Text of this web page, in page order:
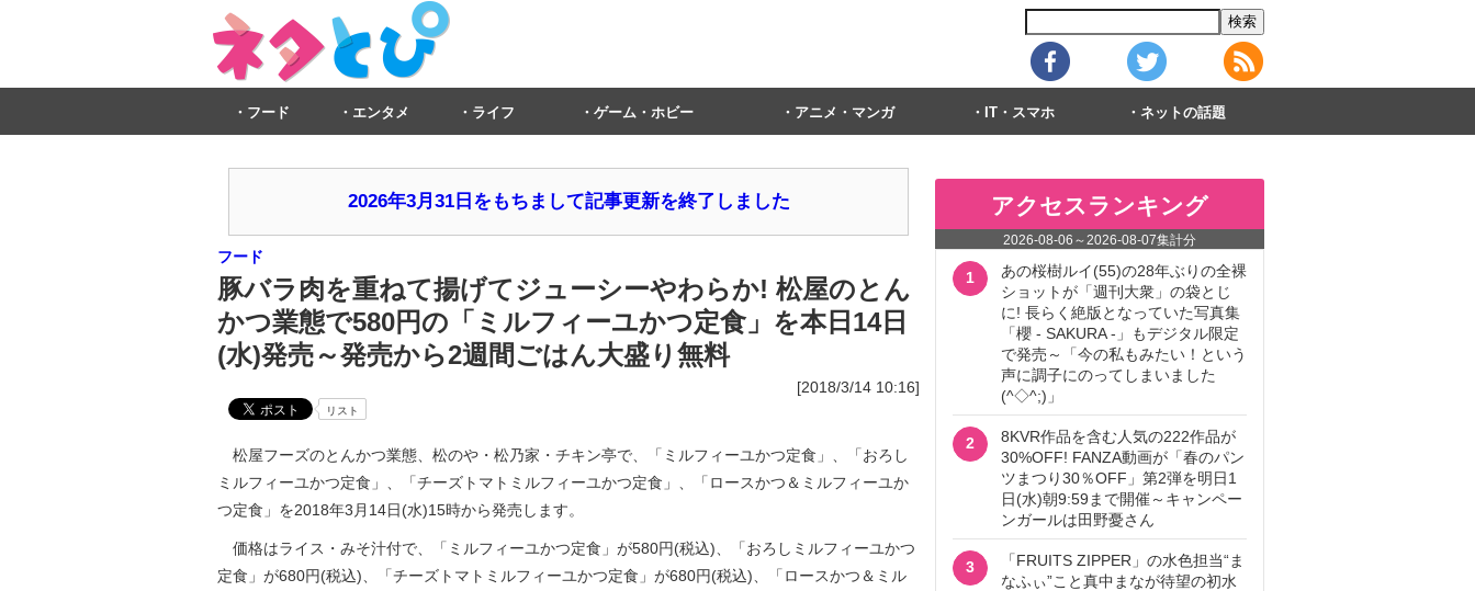
フード エンタメ ライフ ゲーム・ホビー アニメ・マンガ IT・スマホ ネットの話題
2026年3月31日をもちまして記事更新を終了しました
フード
豚バラ肉を重ねて揚げてジューシーやわらか! 松屋のとん
かつ業態で580円の「ミルフィーユかつ定食」を本日14日
(水)発売～発売から2週間ごはん大盛り無料
[2018/3/14 10:16]
リスト
松屋フーズのとんかつ業態、松のや・松乃家・チキン亭で、「ミルフィーユかつ定食」、「おろし
ミルフィーユかつ定食」、「チーズトマトミルフィーユかつ定食」、「ロースかつ＆ミルフィーユか
つ定食」を2018年3月14日(水)15時から発売します。
価格はライス・みそ汁付で、「ミルフィーユかつ定食」が580円(税込)、「おろしミルフィーユかつ
定食」が680円(税込)、「チーズトマトミルフィーユかつ定食」が680円(税込)、「ロースかつ＆ミル
アクセスランキング
2026-08-06 ～2026-08-07集計分
1
あの桜樹ルイ(55)の28年ぶりの全裸
ショットが「週刊大衆」の袋とじ
に! 長らく絶版となっていた写真集
「櫻 - SAKURA -」もデジタル限定
で発売～「今の私もみたい！という
声に調子にのってしまいました
(^◇^;)」
2
8KVR作品を含む人気の222作品が
30%OFF! FANZA動画が「春のパン
ツまつり30％OFF」第2弾を明日1
日(水)朝9:59まで開催～キャンペー
ンガールは田野憂さん
3
「FRUITS ZIPPER」の水色担当“ま
なふぃ”こと真中まなが待望の初水